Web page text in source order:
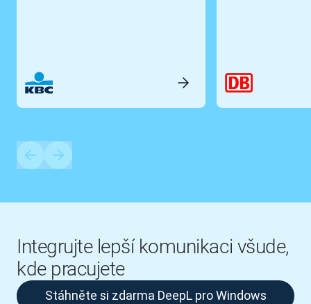
Integrujte lepší komunikaci všude,
kde pracujete
Stáhněte si zdarma DeepL pro Windows